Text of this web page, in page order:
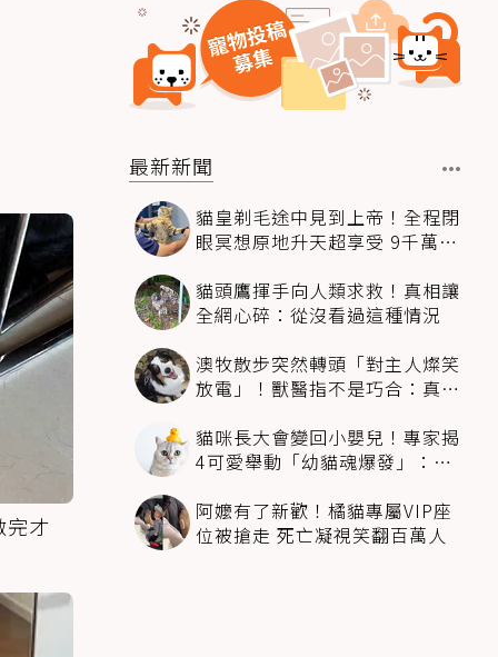
完才
最新新聞
貓皇剃毛途中見到上帝！全程閉
眼冥想原地升天超享受 9千萬人
貓頭鷹揮手向人類求救！真相讓
全網心碎：從沒看過這種情況
澳牧散步突然轉頭「對主人燦笑
放電」！獸醫指不是巧合：真相
貓咪長大會變回小嬰兒！專家揭
4可愛舉動「幼貓魂爆發」：本
阿嬤有了新歡！橘貓專屬VIP座
位被搶走 死亡凝視笑翻百萬人